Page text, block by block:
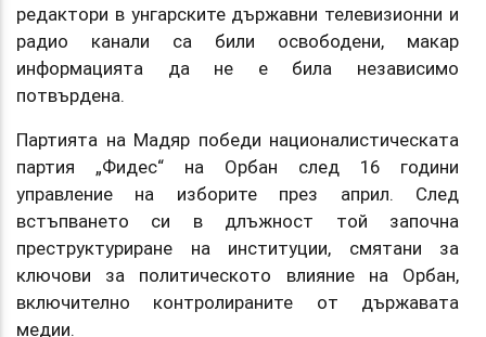
редактори в унгарските държавни телевизионни и
радио канали са били освободени, макар
информацията да не е била независимо
потвърдена.
Партията на Мадяр победи националистическата
партия „Фидес“ на Орбан след 16 години
управление на изборите през април. След
встъпването си в длъжност той започна
преструктуриране на институции, смятани за
ключови за политическото влияние на Орбан,
включително контролираните от държавата
медии.